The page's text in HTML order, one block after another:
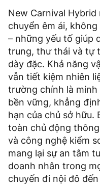
New Carnival
chuyển êm ái,
– những yếu tố giúp
trung, thư thái và tự
dày đặc. Khả năng
vẫn tiết kiệm nhiên
trường chính là
bền vững, khẳng
hạn của chủ sở hữu.
toàn chủ động
và công nghệ kiểm
mang lại sự an tâm
doanh nhân trong
chuyến đi nội đô